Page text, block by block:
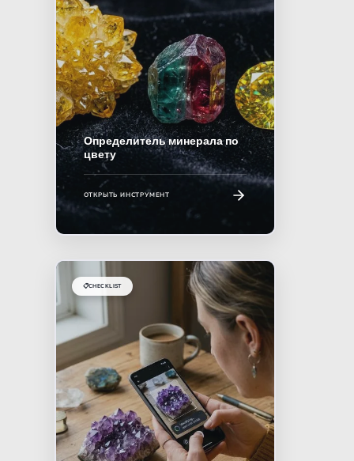
Определитель минерала по
цвету
ОТКРЫТЬ ИНСТРУМЕНТ
📋CHECKLIST